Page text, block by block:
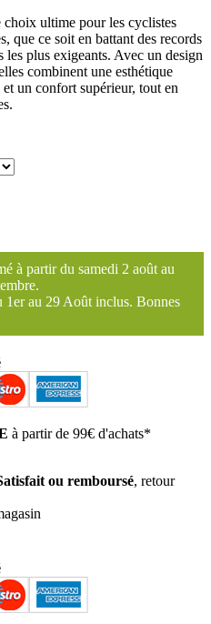
ultime pour les cyclistes
que ce soit en battant des records
plus exigeants. Avec un design
combinent une esthétique
un confort supérieur, tout en
à partir du samedi 2 août au
1er au 29 Août inclus. Bonnes
à partir de 99€ d'achats*
ou remboursé, retour